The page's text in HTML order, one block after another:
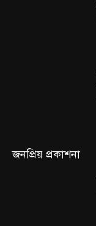
জনপ্রিয় প্রকাশনা